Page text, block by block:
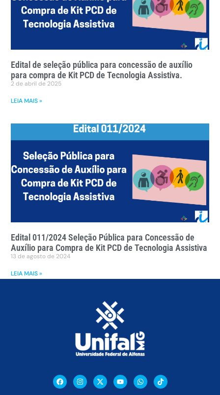
Edital de seleção pública para concessão de auxílio
para compra de Kit PCD de Tecnologia Assistiva.
2 de abril de 2025
LEIA MAIS »
Edital 011/2024 Seleção Pública para Concessão de
Auxílio para Compra de Kit PCD de Tecnologia Assistiva
13 de agosto de 2024
LEIA MAIS »